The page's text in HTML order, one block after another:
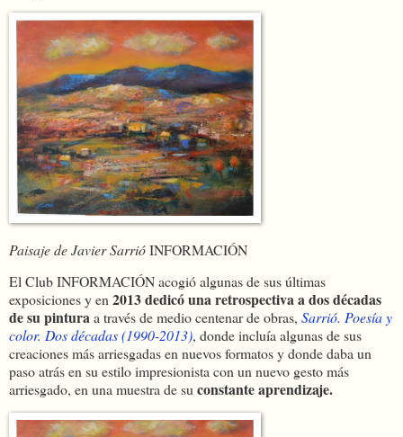
Paisaje de Javier SarrióINFORMACIÓN
El Club INFORMACIÓN acogió algunas de sus últimas
exposiciones y en2013 dedicó una retrospectiva a dos décadas
de su pinturaa través de medio centenar de obras, Sarrió. Poesía y
color. Dos décadas (1990-2013), donde incluía algunas de sus
creaciones más arriesgadas en nuevos formatos y donde daba un
paso atrás en su estilo impresionista con un nuevo gesto más
arriesgado, en una muestra de suconstante aprendizaje.